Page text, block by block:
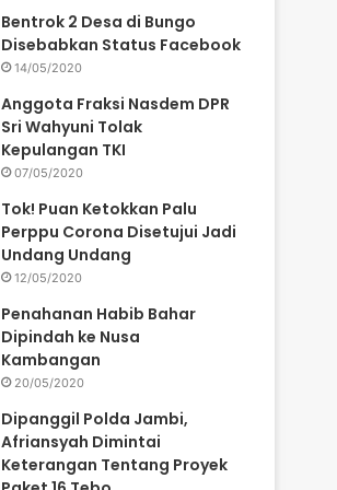
Bentrok 2 Desa di Bungo
Disebabkan Status Facebook
14/05/2020
Anggota Fraksi Nasdem DPR
Sri Wahyuni Tolak
Kepulangan TKI
07/05/2020
Tok! Puan Ketokkan Palu
Perppu Corona Disetujui Jadi
Undang Undang
12/05/2020
Penahanan Habib Bahar
Dipindah ke Nusa
Kambangan
20/05/2020
Dipanggil Polda Jambi,
Afriansyah Dimintai
Keterangan Tentang Proyek